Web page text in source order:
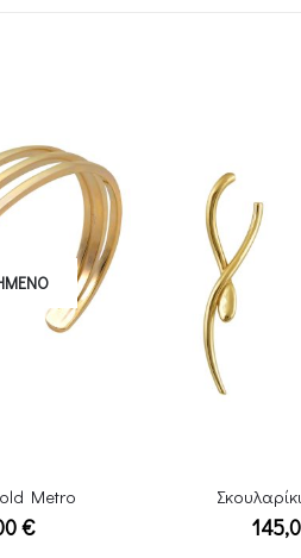
Metro
€